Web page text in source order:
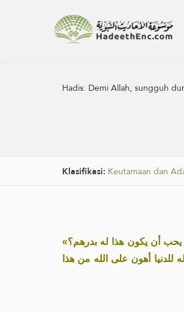
Hadis: Demi Allah, sungguh
Klasifikasi: Keutamaan dan
يحب أن يكون هذا له بدرهم؟»
للدنيا أهون على الله من هذا